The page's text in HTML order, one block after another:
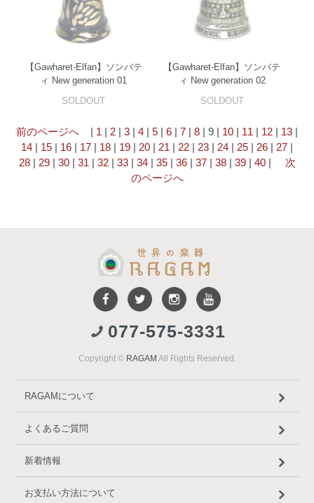
【Gawharet-Elfan】ソンバテ
ィ New generation 01
SOLDOUT
【Gawharet-Elfan】ソンバテ
ィ New generation 02
SOLDOUT
前のページへ | 1 | 2 | 3 | 4 | 5 | 6 | 7 | 8 | 9 | 10 | 11 | 12 | 13 |
14 | 15 | 16 | 17 | 18 | 19 | 20 | 21 | 22 | 23 | 24 | 25 | 26 | 27 |
28| 29| 30| 31 | 32| 33| 34| 35| 36| 37| 38| 39| 40|
次
のページへ
077-575-3331
Copyright © RAGAM All Rights Reserved.
RAGAMについて
よくあるご質問
新着情報
お支払い方法について